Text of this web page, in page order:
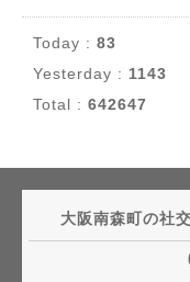
Today : 83
Yesterday : 1143
Total : 642647
大阪南森町の社